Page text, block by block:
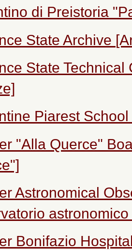
di Preistoria
State Archive
State
Piarest
"Alla Querce"
Astronomical
Bonifazio